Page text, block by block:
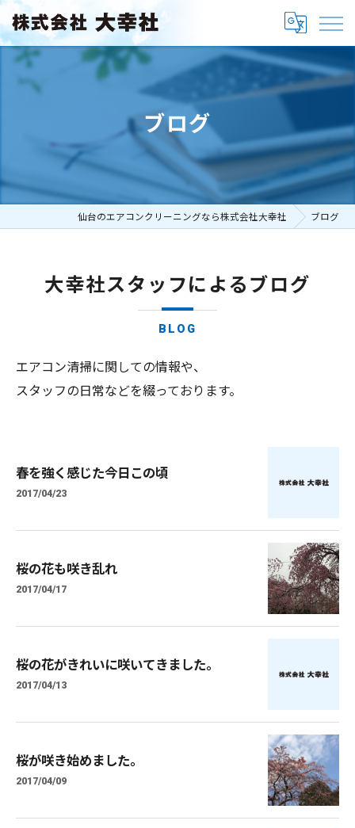
ブログ
仙台のエアコンクリーニングなら株式会社大幸社 ブログ
大幸社スタッフによるブログ
BLOG
エアコン清掃に関しての情報や、
スタッフの日常などを綴っております。
春を強く感じた今日この頃
2017/04/23
桜の花も咲き乱れ
2017/04/17
桜の花がきれいに咲いてきました。
2017/04/13
桜が咲き始めました。
2017/04/09